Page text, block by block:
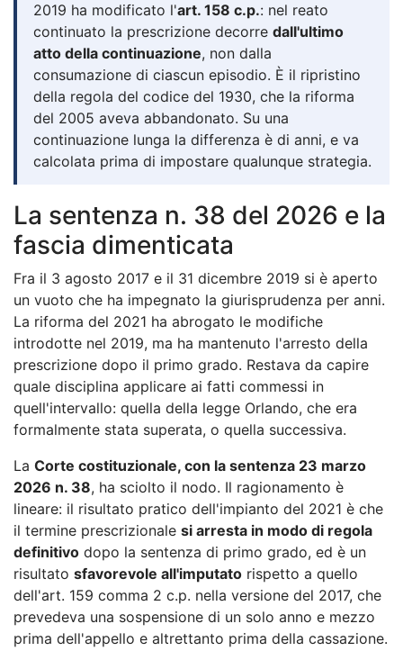
2019 ha modificato l'art. 158 c.p.: nel reato
continuato la prescrizione decorre dall'ultimo
atto della continuazione, non dalla
consumazione di ciascun episodio. È il ripristino
della regola del codice del 1930, che la riforma
del 2005 aveva abbandonato. Su una
continuazione lunga la differenza è di anni, e va
calcolata prima di impostare qualunque strategia.
La sentenza n. 38 del 2026 e la
fascia dimenticata
Fra il 3 agosto 2017 e il 31 dicembre 2019 si è aperto
un vuoto che ha impegnato la giurisprudenza per anni.
La riforma del 2021 ha abrogato le modifiche
introdotte nel 2019, ma ha mantenuto l'arresto della
prescrizione dopo il primo grado. Restava da capire
quale disciplina applicare ai fatti commessi in
quell'intervallo: quella della legge Orlando, che era
formalmente stata superata, o quella successiva.
La Corte costituzionale, con la sentenza 23 marzo
2026 n. 38, ha sciolto il nodo. Il ragionamento è
lineare: il risultato pratico dell'impianto del 2021 è che
il termine prescrizionale si arresta in modo di regola
definitivo dopo la sentenza di primo grado, ed è un
risultato sfavorevole all'imputato rispetto a quello
dell'art. 159 comma 2 c.p. nella versione del 2017, che
prevedeva una sospensione di un solo anno e mezzo
prima dell'appello e altrettanto prima della cassazione.